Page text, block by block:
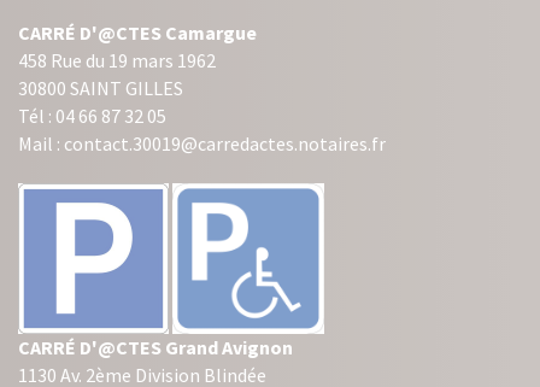
CARRÉ D'@CTES Camargue
458 Rue du 19 mars 1962
30800 SAINT GILLES
Tél : 04 66 87 32 05
Mail : contact.30019@carredactes.notaires.fr
CARRÉ D'@CTES Grand Avignon
1130 Av. 2ème Division Blindée